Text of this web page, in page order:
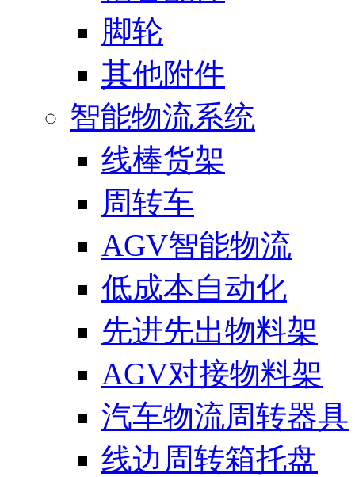
脚轮
其他附件
智能物流系统
线棒货架
周转车
AGV智能物流
低成本自动化
先进先出物料架
AGV对接物料架
汽车物流周转器具
线边周转箱托盘